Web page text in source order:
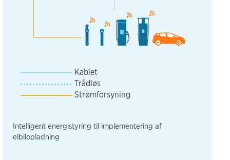
Kablet
Trådløs
Strømforsyning
Intelligent energistyring til implementering af
elbilopladning